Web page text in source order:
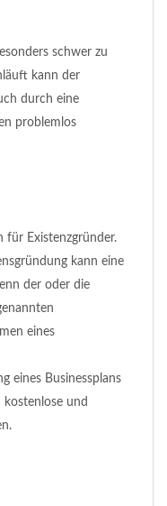
schwer zu
kann der
durch eine
problemlos
für Existenzgründer.
kann eine
der oder die
eines
eines Businessplans
und